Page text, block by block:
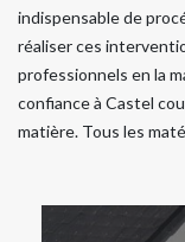
indispensable de
réaliser ces
professionnels en la
confiance à Castel
matière. Tous les